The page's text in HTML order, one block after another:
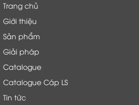
Trang chủ
Giới thiệu
Sản phẩm
Giải pháp
Catalogue
Catalogue Cáp LS
Tin tức